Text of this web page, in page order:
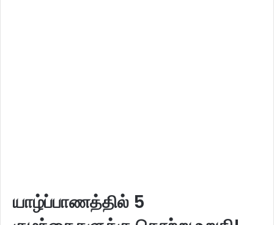
யாழ்ப்பாணத்தில் 5